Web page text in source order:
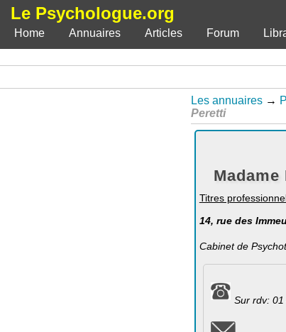
Le Psychologue.org
Home
Annuaires Articles Forum
Les annuaires →
Peretti
Titres
14, rue des
Cabinet de
Sur rdv: